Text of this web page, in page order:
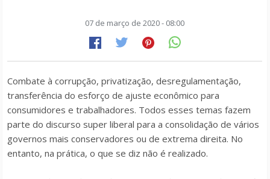
07 de março de 2020 - 08:00
Combate à corrupção, privatização, desregulamentação,
transferência do esforço de ajuste econômico para
consumidores e trabalhadores. Todos esses temas fazem
parte do discurso super liberal para a consolidação de vários
governos mais conservadores ou de extrema direita. No
entanto, na prática, o que se diz não é realizado.